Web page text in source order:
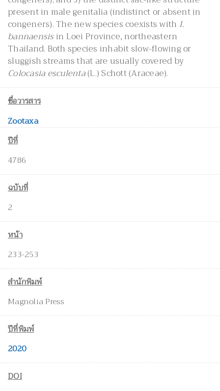
present in male genitalia (indistinct or absent in
congeners). The new species coexists with I.
bannaensisin Loei Province, northeastern
Thailand. Both species inhabit slow-flowing or
sluggish streams that are usually covered by
Colocasia esculenta(L.) Schott (Araceae).
ชื่อวารสาร
Zootaxa
ปีที่
4786
ฉบับที่
2
หน้า
233-253
สำนักพิมพ์
Magnolia Press
ปีที่พิมพ์
2020
DOI